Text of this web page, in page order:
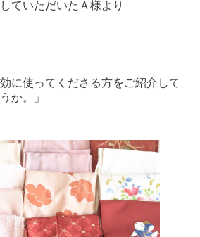
ていただいたＡ様より
に使ってくださる方をご紹介して
か。」